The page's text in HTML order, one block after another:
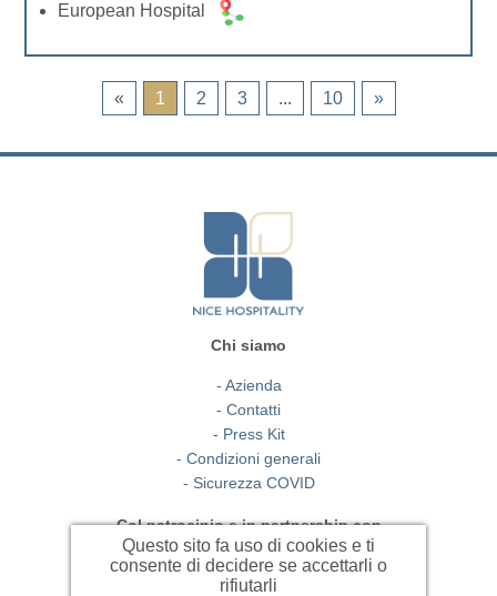
European Hospital
« 1 2 3 ... 10 »
Chi siamo
- Azienda
- Contatti
- Press Kit
- Condizioni generali
- Sicurezza COVID
Col patrocinio e in partnership con
Questo sito fa uso di cookies e ti
consente di decidere se accettarli o
rifiutarli